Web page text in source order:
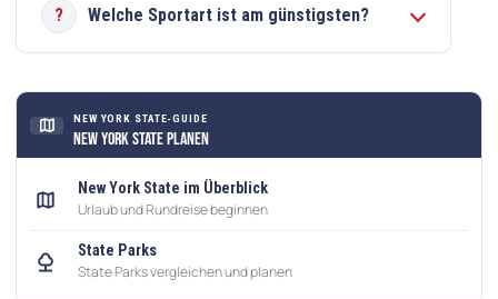
Welche Sportart ist am günstigsten?
map NEW YORK STATE-GUIDE
New York State planen
map
New York State im Überblick
Urlaub und Rundreise beginnen
nature
State Parks
State Parks vergleichen und planen